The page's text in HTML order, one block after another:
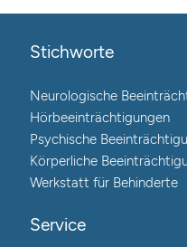
Stichworte
Neurologische
Hörbeeinträchtigungen
Psychische
Körperliche
Werkstatt für Behinderte
Service